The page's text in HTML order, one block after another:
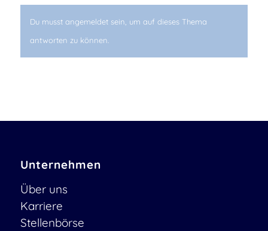
Du musst angemeldet sein, um auf dieses Thema
antworten zu können.
Unternehmen
Über uns
Karriere
Stellenbörse